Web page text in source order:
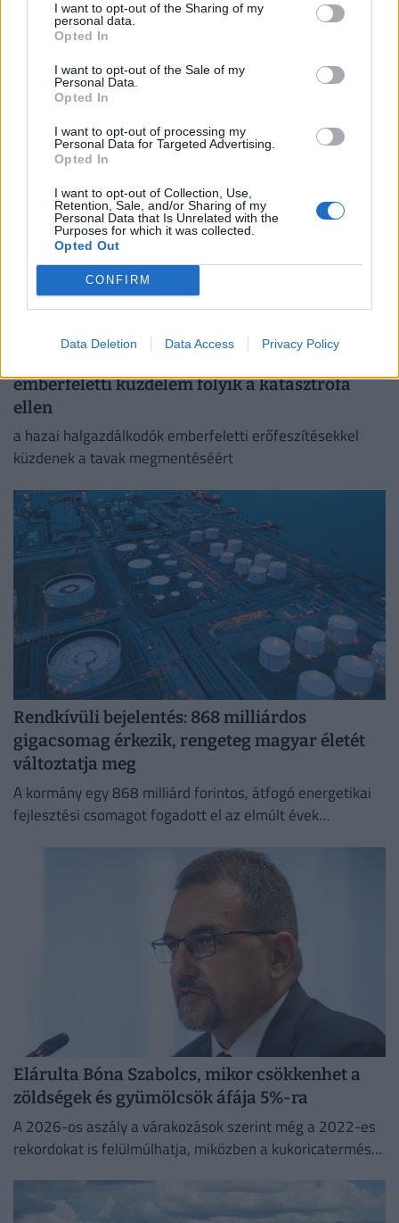
I want to opt-out of the Sharing of my
personal data.
Opted In
I want to opt-out of the Sale of my
Personal Data.
Opted In
I want to opt-out of processing my
Personal Data for Targeted Advertising.
Opted In
I want to opt-out of Collection, Use,
Retention, Sale, and/or Sharing of my
Personal Data that Is Unrelated with the
Purposes for which it was collected.
Opted Out
CONFIRM
Data Deletion Data Access Privacy Policy
Gyengült a forint a főbb devizákkal szemben csütörtökön
kora estére a bankközi devizapiacon reggelhez képest.
emberfeletti küzdelem folyik a katasztrófa
ellen
a hazai halgazdálkodók emberfeletti erőfeszítésekkel
küzdenek a tavak megmentéséért
Rendkívüli bejelentés: 868 milliárdos
gigacsomag érkezik, rengeteg magyar életét
változtatja meg
A kormány egy 868 milliárd forintos, átfogó energetikai
fejlesztési csomagot fogadott el az elmúlt évek
Elárulta Bóna Szabolcs, mikor csökkenhet a
zöldségek és gyümölcsök áfája 5%-ra
A 2026-os aszály a várakozások szerint még a 2022-es
rekordokat is felülmúlhatja, miközben a kukoricatermés